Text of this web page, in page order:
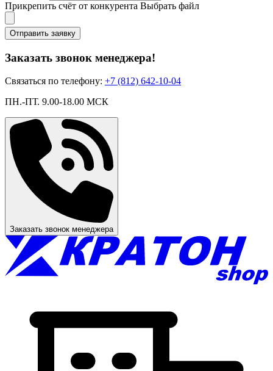
Прикрепить счёт от конкурента Выбрать файл
Отправить заявку
Заказать звонок менеджера!
Связаться по телефону: +7 (812) 642-10-04
ПН.-ПТ. 9.00-18.00 МСК
Заказать звонок менеджера